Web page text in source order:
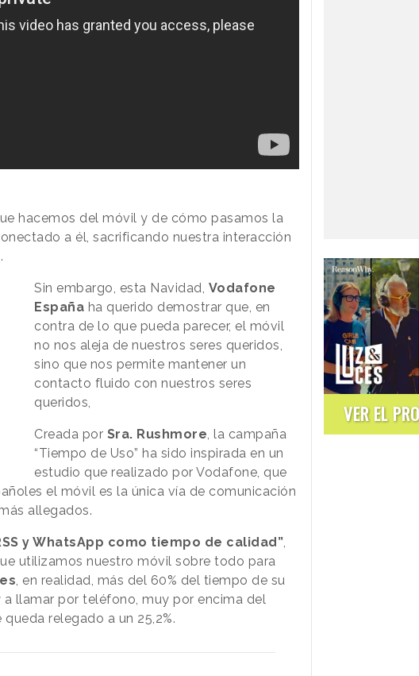
hacemos del móvil y de cómo pasamos la
a él, sacrificando nuestra interacción
Sin embargo, esta Navidad, Vodafone
España ha querido demostrar que, en
contra de lo que pueda parecer, el móvil
no nos aleja de nuestros seres queridos,
sino que nos permite mantener un
contacto fluido con nuestros seres
queridos,
Creada por Sra. Rushmore, la campaña
“Tiempo de Uso” ha sido inspirada en un
estudio que realizado por Vodafone, que
el móvil es la única vía de comunicación
allegados.
y WhatsApp como tiempo de calidad”,
utilizamos nuestro móvil sobre todo para
, en realidad, más del 60% del tiempo de su
llamar por teléfono, muy por encima del
relegado a un 25,2%.
VER EL